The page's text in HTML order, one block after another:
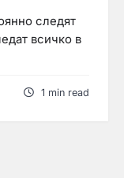
следят
всичко в
1 min read